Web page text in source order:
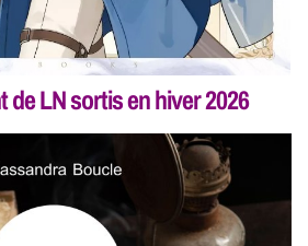
de LN sortis en hiver 2026